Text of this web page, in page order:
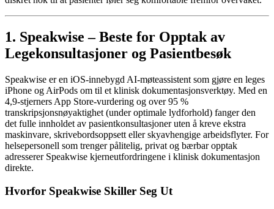
1. Speakwise – Beste for Opptak av
Legekonsultasjoner og Pasientbesøk
Speakwise er en iOS-innebygd AI-møteassistent som gjøre en leges
iPhone og AirPods om til et klinisk dokumentasjonsverktøy. Med en
4,9-stjerners App Store-vurdering og over 95 %
transkripsjonsnøyaktighet (under optimale lydforhold) fanger den
det fulle innholdet av pasientkonsultasjoner uten å kreve ekstra
maskinvare, skrivebordsoppsett eller skyavhengige arbeidsflyter. For
helsepersonell som trenger pålitelig, privat og bærbar opptak
adresserer Speakwise kjerneutfordringene i klinisk dokumentasjon
direkte.
Hvorfor Speakwise Skiller Seg Ut